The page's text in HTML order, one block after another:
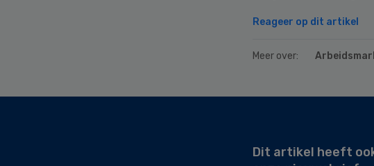
Reageer op dit artikel
Meer over:
Dit artikel heeft